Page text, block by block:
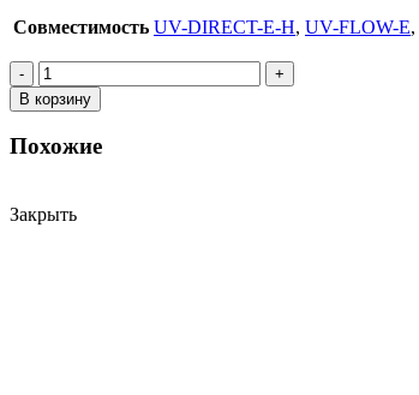
Совместимость UV-DIRECT-E-H, UV-FLOW-E,
Количество
товара
Кронштейны
(2
В корзину
Похожие
Закрыть